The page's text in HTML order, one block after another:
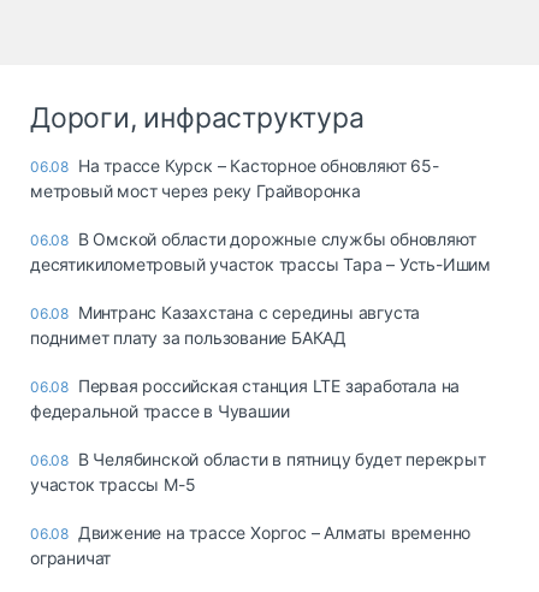
Дороги, инфраструктура
06.08 На трассе Курск – Касторное обновляют 65-
метровый мост через реку Грайворонка
06.08 В Омской области дорожные службы обновляют
десятикилометровый участок трассы Тара – Усть-Ишим
06.08 Минтранс Казахстана с середины августа
поднимет плату за пользование БАКАД
06.08 Первая российская станция LTE заработала на
федеральной трассе в Чувашии
06.08 В Челябинской области в пятницу будет перекрыт
участок трассы М-5
06.08 Движение на трассе Хоргос – Алматы временно
ограничат